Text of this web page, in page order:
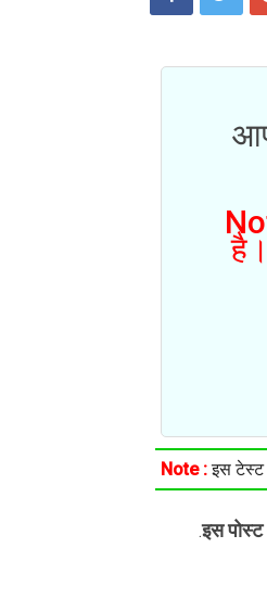
Note :इस टेस्ट
.इस